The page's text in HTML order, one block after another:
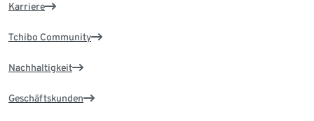
Karriere
Tchibo Community
Nachhaltigkeit
Geschäftskunden